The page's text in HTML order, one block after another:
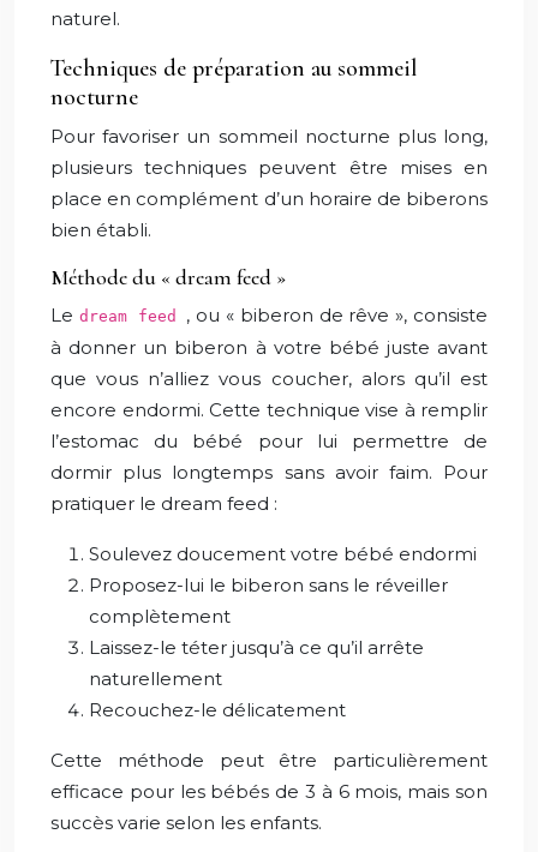
naturel.
Techniques de préparation au sommeil
nocturne
Pour favoriser un sommeil nocturne plus long,
plusieurs techniques peuvent être mises en
place en complément d’un horaire de biberons
bien établi.
Méthode du « dream feed »
Le dream feed , ou « biberon de rêve », consiste
à donner un biberon à votre bébé juste avant
que vous n’alliez vous coucher, alors qu’il est
encore endormi. Cette technique vise à remplir
l’estomac du bébé pour lui permettre de
dormir plus longtemps sans avoir faim. Pour
pratiquer le dream feed :
Soulevez doucement votre bébé endormi
Proposez-lui le biberon sans le réveiller
complètement
Laissez-le téter jusqu’à ce qu’il arrête
naturellement
Recouchez-le délicatement
Cette méthode peut être particulièrement
efficace pour les bébés de 3 à 6 mois, mais son
succès varie selon les enfants.